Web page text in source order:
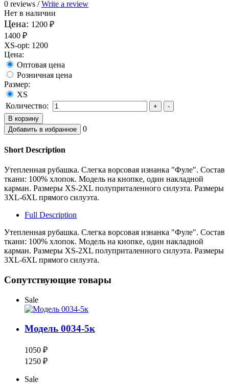
0 reviews /Write a review
Нет в наличии
Цена: 1200 ₽
1400 ₽
XS-opt: 1200
Цена:
Оптовая цена
Розничная цена
Размер:
XS
Количество:
0
Short Description
Утепленная рубашка. Слегка ворсовая изнанка "Фуле". Состав
ткани: 100% хлопок. Модель на кнопке, один накладной
карман. Размеры XS-2XL полуприталенного силуэта. Размеры
3XL-6XL прямого силуэта.
Full Description
Утепленная рубашка. Слегка ворсовая изнанка "Фуле". Состав
ткани: 100% хлопок. Модель на кнопке, один накладной
карман. Размеры XS-2XL полуприталенного силуэта. Размеры
3XL-6XL прямого силуэта.
Сопутствующие товары
Sale
Модель 0034-5к
1050 ₽
1250 ₽
Sale